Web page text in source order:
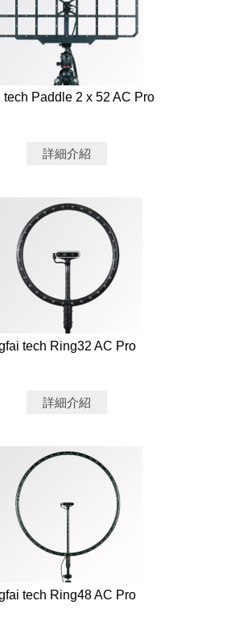
tech Paddle 2 x 52 AC Pro
詳細介紹
tech Ring32 AC Pro
詳細介紹
tech Ring48 AC Pro